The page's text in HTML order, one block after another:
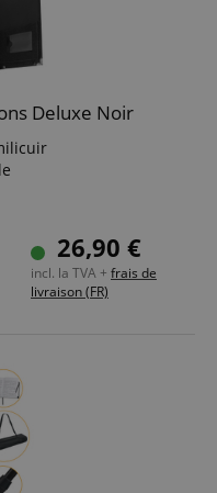
Deluxe Noir
A4
pochettes
26,90 €
incl. la TVA + frais de
livraison (FR)